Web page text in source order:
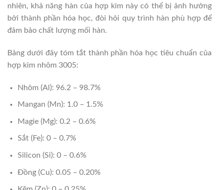
nhiên, khả năng hàn của hợp kim này có thể bị ảnh hưởng
bởi thành phần hóa học, đòi hỏi quy trình hàn phù hợp để
đảm bảo chất lượng mối hàn.
Bảng dưới đây tóm tắt thành phần hóa học tiêu chuẩn của
hợp kim nhôm 3005:
Nhôm (Al): 96.2 – 98.7%
Mangan (Mn): 1.0 – 1.5%
Magie (Mg): 0.2 – 0.6%
Sắt (Fe): 0 – 0.7%
Silicon (Si): 0 – 0.6%
Đồng (Cu): 0.05 – 0.20%